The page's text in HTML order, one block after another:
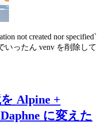
not created nor specified`
いったん venv を削除して
Alpine +
に変えた